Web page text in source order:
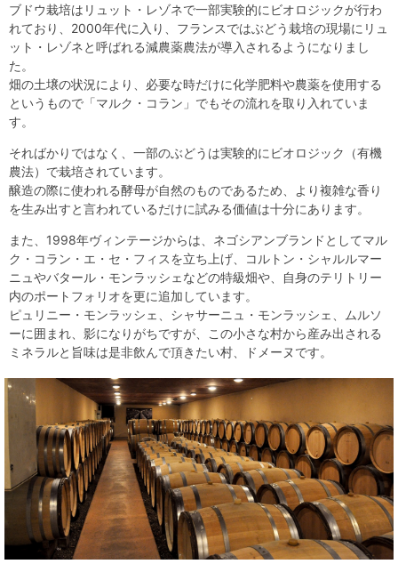
ブドウ栽培はリュット・レゾネで一部実験的にビオロジックが行わ
れており、2000年代に入り、フランスではぶどう栽培の現場にリュ
ット・レゾネと呼ばれる減農薬農法が導入されるようになりまし
た。
畑の土壌の状況により、必要な時だけに化学肥料や農薬を使用する
というもので「マルク・コラン」でもその流れを取り入れていま
す。
そればかりではなく、一部のぶどうは実験的にビオロジック（有機
農法）で栽培されています。
醸造の際に使われる酵母が自然のものであるため、より複雑な香り
を生み出すと言われているだけに試みる価値は十分にあります。
また、1998年ヴィンテージからは、ネゴシアンブランドとしてマル
ク・コラン・エ・セ・フィスを立ち上げ、コルトン・シャルルマー
ニュやバタール・モンラッシェなどの特級畑や、自身のテリトリー
内のポートフォリオを更に追加しています。
ピュリニー・モンラッシェ、シャサーニュ・モンラッシェ、ムルソ
ーに囲まれ、影になりがちですが、この小さな村から産み出される
ミネラルと旨味は是非飲んで頂きたい村、ドメーヌです。